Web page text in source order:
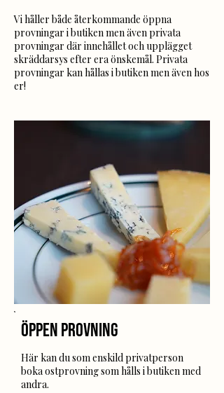
​Vi håller både återkommande öppna
provningar i butiken men även privata
provningar där innehållet och upplägget
skräddarsys efter era önskemål. Privata
provningar kan hållas i butiken men även hos
er!​
Öppen provning
Här kan du som enskild privatperson
boka ostprovning som hålls i butiken med
andra.